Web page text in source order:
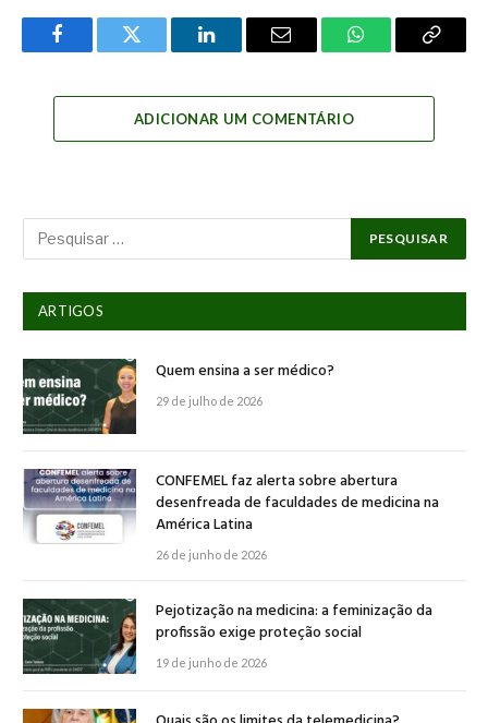
FacebookTwitter LinkedInEmail WhatsAppCopy
ADICIONAR UM COMENTÁRIO
ARTIGOS
Quem ensina a ser médico?
29 de julho de 2026
CONFEMEL faz alerta sobre abertura
desenfreada de faculdades de medicina na
América Latina
26 de junho de 2026
Pejotização na medicina: a feminização da
profissão exige proteção social
19 de junho de 2026